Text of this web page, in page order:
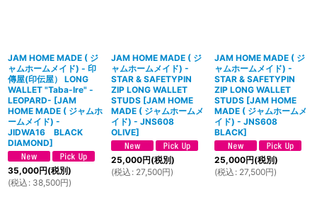
JAM HOME MADE ( ジ
ャムホームメイド) - 印
傳屋(印伝屋） LONG
WALLET "Taba-Ire" -
LEOPARD- [JAM
HOME MADE ( ジャムホ
ームメイド) -
JIDWA16 BLACK
DIAMOND]
35,000円(税別)
(税込 : 38,500円)
JAM HOME MADE ( ジ
ャムホームメイド) -
STAR & SAFETYPIN
ZIP LONG WALLET
STUDS [JAM HOME
MADE ( ジャムホームメ
イド) - JNS608
OLIVE]
25,000円(税別)
(税込 : 27,500円)
JAM HOME MADE ( ジ
ャムホームメイド) -
STAR & SAFETYPIN
ZIP LONG WALLET
STUDS [JAM HOME
MADE ( ジャムホームメ
イド) - JNS608
BLACK]
25,000円(税別)
(税込 : 27,500円)